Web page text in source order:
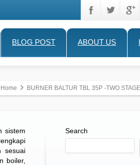
BLOG POST ABOUT US
Home BURNER BALTUR TBL 35P -TWO
sistem
sesuai
boiler,
Search